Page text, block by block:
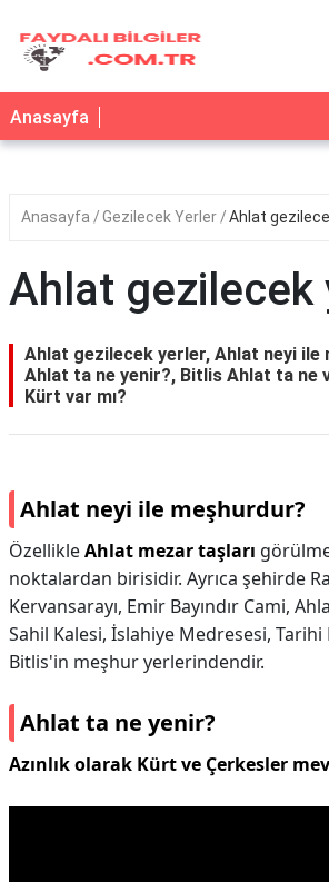
Anasayfa
Anasayfa Gezilecek Yerler Ahlat
Ahlat gezilecek
Ahlat gezilecek yerler, Ahlat neyi ile
Ahlat ta ne yenir?, Bitlis Ahlat ta ne
Kürt var mı?
Ahlat neyi ile meşhurdur?
ÖzellikleAhlat mezar taşları
noktalardan birisidir. Ayrıca şehirde
Kervansarayı, Emir Bayındır Cami,
Sahil Kalesi, İslahiye Medresesi, Tarihi
Bitlis'in meşhur yerlerindendir.
Ahlat ta ne yenir?
Azınlık olarak Kürt ve Çerkesler